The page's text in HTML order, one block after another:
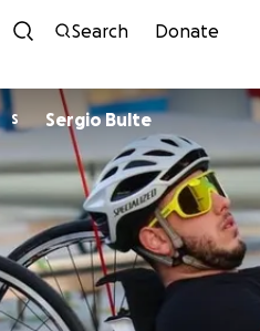
Search Donate
S Sergio Bulte